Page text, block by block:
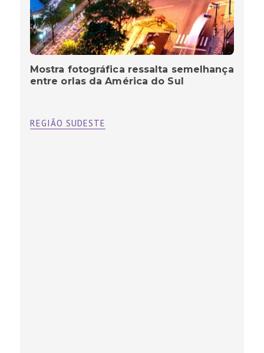
Mostra fotográfica ressalta semelhança
entre orlas da América do Sul
REGIÃO SUDESTE